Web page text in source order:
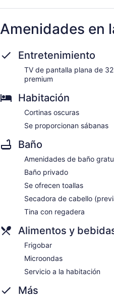
Amenidades en
Entretenimiento
TV de pantalla plana de
premium
Habitación
Cortinas oscuras
Se proporcionan sábanas
Baño
Amenidades de baño
Baño privado
Se ofrecen toallas
Secadora de cabello
Tina con regadera
Alimentos y
Frigobar
Microondas
Servicio a la habitación
Más